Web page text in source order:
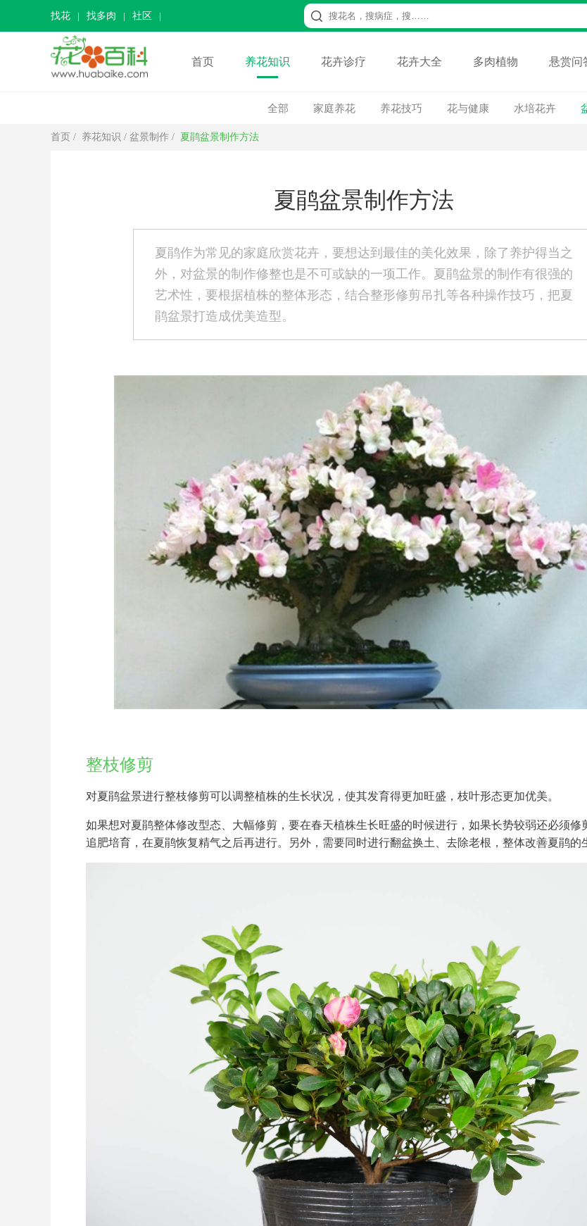
找花 找多肉 社区
首页 养花知识 花卉诊疗 花卉大全 多肉植物 悬赏问
全部 家庭养花 养花技巧 花与健康 水培花卉
首页 / 养花知识 / 盆景制作 / 夏鹃盆景制作方法
夏鹃盆景制作方法
夏鹃作为常见的家庭欣赏花卉，要想达到最佳的美化效果，除了养护得当之
外，对盆景的制作修整也是不可或缺的一项工作。夏鹃盆景的制作有很强的
艺术性，要根据植株的整体形态，结合整形修剪吊扎等各种操作技巧，把夏
鹃盆景打造成优美造型。
整枝修剪
对夏鹃盆景进行整枝修剪可以调整植株的生长状况，使其发育得更加旺盛，枝叶形态更加优美。
如果想对夏鹃整体修改型态、大幅修剪，要在春天植株生长旺盛的时候进行，如果长势较弱还必须修
追肥培育，在夏鹃恢复精气之后再进行。另外，需要同时进行翻盆换土、去除老根，整体改善夏鹃的